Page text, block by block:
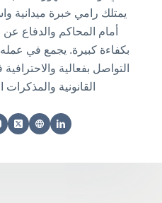
يمتلك رامي خبرة ميدانية
أمام المحاكم والدفاع
بكفاءة كبيرة. يجمع في
التواصل بفعالية
القانونية والمذكرات